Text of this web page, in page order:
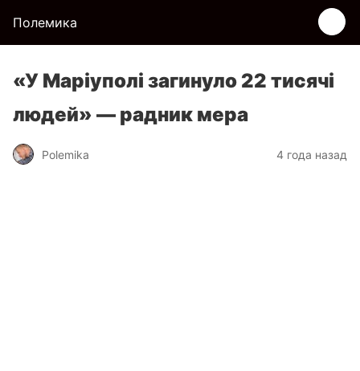
Полемика
«У Маріуполі загинуло 22 тисячі
людей» — радник мера
Polemika 4 года назад